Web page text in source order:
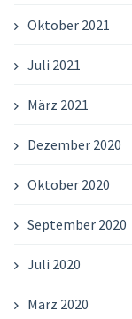
Oktober 2021
Juli 2021
März 2021
Dezember 2020
Oktober 2020
September 2020
Juli 2020
März 2020